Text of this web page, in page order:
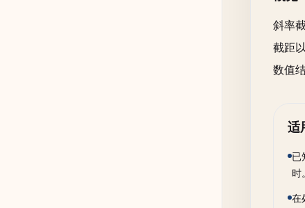
斜率
截距
数值
适
已
时。
在